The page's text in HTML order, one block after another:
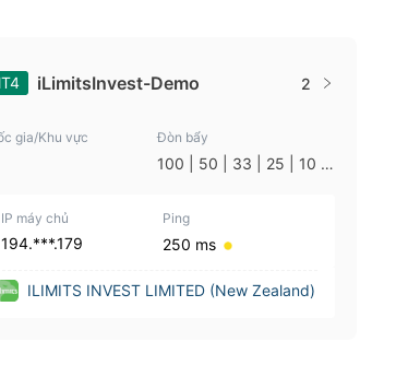
iLimitsInvest-Demo 2
gia/Khu vực Đòn bẩy
100 | 50 | 33 | 25 | 10 |
IP máy chủ
194.***.179
Ping
250 ms
ILIMITS INVEST LIMITED (New Zealand)